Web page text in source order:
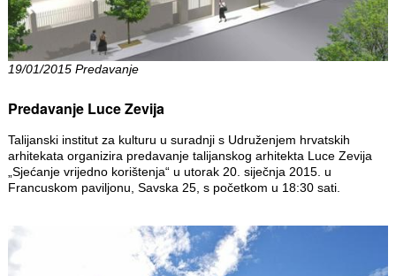
19/01/2015 Predavanje
Predavanje Luce Zevija
Talijanski institut za kulturu u suradnji s Udruženjem hrvatskih
arhitekata organizira predavanje talijanskog arhitekta Luce Zevija
„Sjećanje vrijedno korištenja“ u utorak 20. siječnja 2015. u
Francuskom paviljonu, Savska 25, s početkom u 18:30 sati.